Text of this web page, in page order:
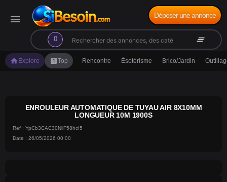
menu
0
search clear_all
Déposer une annonce
home Explore looks_oneTop Rencontre Ésotérisme Brico/Jardin
ENROULEUR AUTOMATIQUE DE TUYAU AIR 8X10MM
LONGUEUR 10M 1900S
Ref : YpCb3CAC30NllF58hcI5
Date : 26/05/2026 00:00